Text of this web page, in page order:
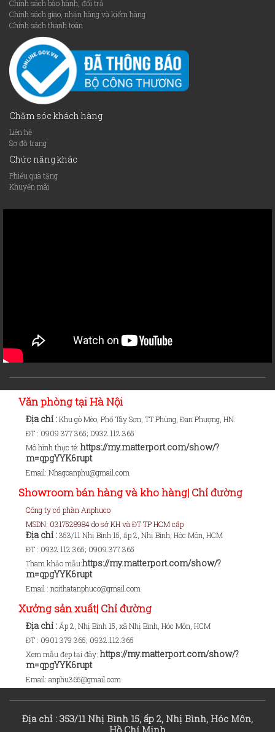
Chính sách bảo hành, đổi trả
Chính sách giao, nhận hàng và kiểm hàng
Chính sách thanh toán
Chăm sóc khách hàng
Liên hệ
Sơ đồ trang
Chức năng khác
Phiếu quà tặng
Khuyến mãi
Văn phòng tại Hà Nội
Địa chỉ :Khu gò Mèo, Phố Tây Sơn, TT Phùng, Đan Phượng, HN.
ĐT : 0909 377 365; 0932.112.365
Mô hình thực tê: https://my.matterport.com/show/?
m=qpgYYK6rupt
Email: Nhagoanphu@gmail.com
Showroom bán hàng và kho hàng| Chỉ đường
Công ty cổ phần Anphuco
MSDN: 0317528984 do sở KH và ĐT TP HCM cấp
Địa chỉ :353/11 Nhị Bình 15, ấp 2, Nhị Bình, Hóc Môn, HCM
ĐT : 0932 112 365; 0909.377.365
Tham khảo mẫu:https://my.matterport.com/show/?
m=qpgYYK6rupt
Email : noithatanphuco@gmail.com
Xưởng sản xuất| Chỉ đường
Địa chỉ : Ấp 2, Nhị Bình 15, xã Nhị Bình, Hóc Môn, HCM
ĐT : 0901 379 365; 0932.112.365
Xem mẫu đẹp tại đây: https://my.matterport.com/show/?
m=qpgYYK6rupt
Email: anphu365@gmail.com
Địa chỉ : 353/11 Nhị Bình 15, ấp 2, Nhị Bình, Hóc Môn,
Hồ Chí Minh